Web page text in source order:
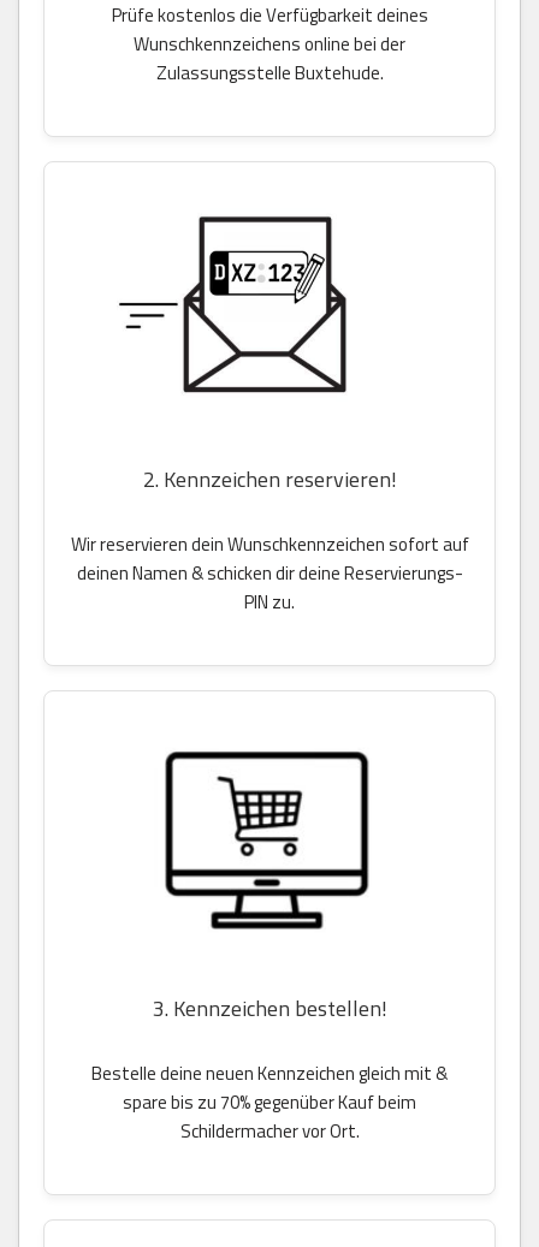
Prüfe kostenlos die Verfügbarkeit deines
Wunschkennzeichens online bei der
Zulassungsstelle Buxtehude.
2. Kennzeichen reservieren!
Wir reservieren dein Wunschkennzeichen sofort auf
deinen Namen & schicken dir deine Reservierungs-
PIN zu.
3. Kennzeichen bestellen!
Bestelle deine neuen Kennzeichen gleich mit &
spare bis zu 70% gegenüber Kauf beim
Schildermacher vor Ort.